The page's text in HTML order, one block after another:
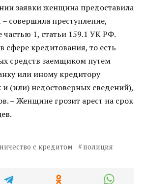
заявки женщина предоставила
совершила преступление,
частью 1, статьи 159.1 УК РФ.
сфере кредитования, то есть
средств заемщиком путем
или иному кредитору
(или) недостоверных сведений),
– Женщине грозит арест на срок
с кредитом полиция